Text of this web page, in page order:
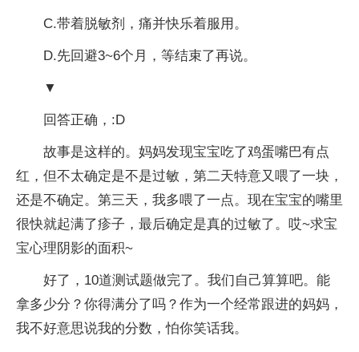
C.带着脱敏剂，痛并快乐着服用。
D.先回避3~6个月，等结束了再说。
▼
回答正确，:D
故事是这样的。妈妈发现宝宝吃了鸡蛋嘴巴有点
红，但不太确定是不是过敏，第二天特意又喂了一块，
还是不确定。第三天，我多喂了一点。现在宝宝的嘴里
很快就起满了疹子，最后确定是真的过敏了。哎~求宝
宝心理阴影的面积~
好了，10道测试题做完了。我们自己算算吧。能
拿多少分？你得满分了吗？作为一个经常跟进的妈妈，
我不好意思说我的分数，怕你笑话我。